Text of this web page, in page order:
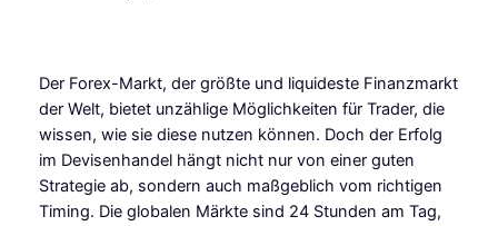
Der Forex-Markt, der größte und liquideste Finanzmarkt
der Welt, bietet unzählige Möglichkeiten für Trader, die
wissen, wie sie diese nutzen können. Doch der Erfolg
im Devisenhandel hängt nicht nur von einer guten
Strategie ab, sondern auch maßgeblich vom richtigen
Timing. Die globalen Märkte sind 24 Stunden am Tag,